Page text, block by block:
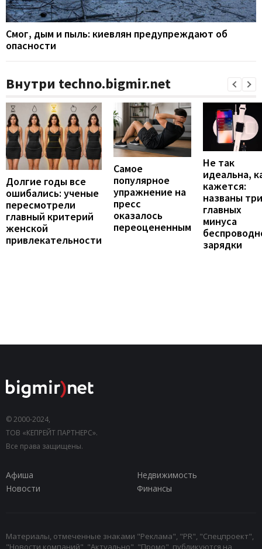
Смог, дым и пыль: киевлян предупреждают об
опасности
Внутри techno.bigmir.net
Долгие годы все
ошибались: ученые
пересмотрели
главный критерий
женской
привлекательности
Самое
популярное
упражнение на
пресс
оказалось
переоцененным
Не так
идеальна,
кажется:
названы три
главных
минуса
зарядки
© 2000-2024,
ТОВ «КЕПРЕЙТ ПАРТНЕРС».
Все права защищены.
Афиша
Недвижимость
Новости
Финансы
Материалы, отмеченные знаками "Реклама", "PR", "Спецпроект",
"Новости компаний", "Актуально", "Промо", публикуются на